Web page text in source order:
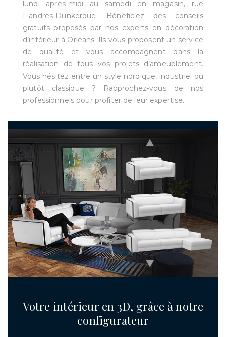
lundi après-midi au samedi en magasin, rue
Flandres-Dunkerque. Bénéficiez des conseils
gratuits proposés par nos experts en décoration
d’intérieur à Orléans. Ils vous proposent un service
de qualité et vous accompagnent dans la
réalisation de tous vos projets d’ameublement.
Vous hésitez entre un style nordique, industriel ou
plutôt classique ? Rapprochez-vous de nos
professionnels pour profiter de leur expertise.
Votre intérieur en 3D, grâce à notre
configurateur